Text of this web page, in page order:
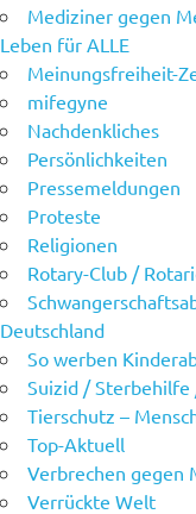
Mediziner gegen
Leben für ALLE
Meinungsfreiheit-
mifegyne
Nachdenkliches
Persönlichkeiten
Pressemeldungen
Proteste
Religionen
Rotary-Club /
Deutschland
So werben
Suizid / Sterbehilfe
Tierschutz –
Top-Aktuell
Verbrechen gegen
Verrückte Welt